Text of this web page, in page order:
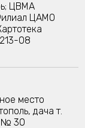
ЦВМА
ЦАМО
08
место
дача т.
№ 30